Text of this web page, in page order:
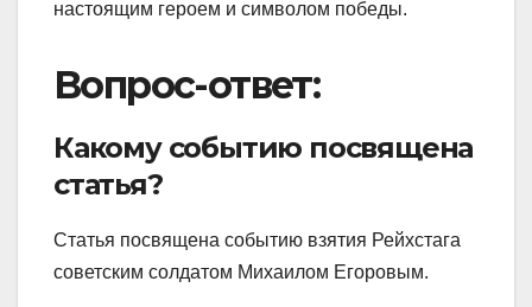
настоящим героем и символом победы.
Вопрос-ответ:
Какому событию посвящена
статья?
Статья посвящена событию взятия Рейхстага
советским солдатом Михаилом Егоровым.